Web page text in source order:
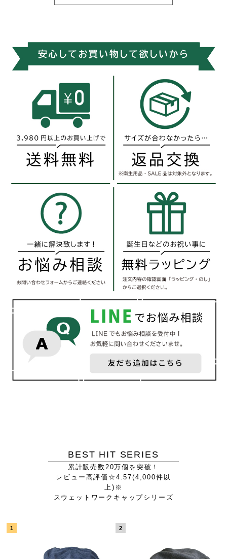
BEST HIT SERIES
累計販売数20万個を突破！
レビュー高評価☆4.57(4,000件以
上)※
スウェットワークキャップシリーズ